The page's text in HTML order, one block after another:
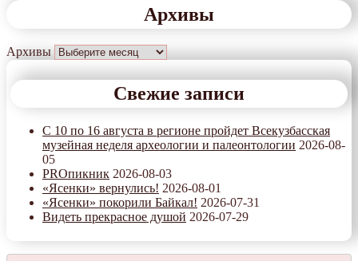
Архивы
Архивы
Свежие записи
С 10 по 16 августа в регионе пройдет Всекузбасская
музейная неделя археологии и палеонтологии 2026-08-
05
PROпикник 2026-08-03
«Ясенки» вернулись! 2026-08-01
«Ясенки» покорили Байкал! 2026-07-31
Видеть прекрасное душой 2026-07-29